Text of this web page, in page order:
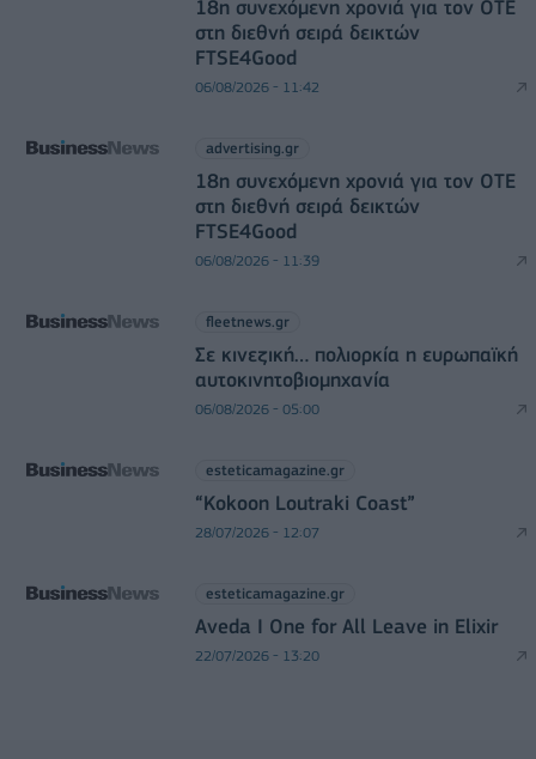
18η συνεχόμενη χρονιά για τον ΟΤΕ
στη διεθνή σειρά δεικτών
FTSE4Good
06/08/2026 - 11:42
advertising.gr
18η συνεχόμενη χρονιά για τον ΟΤΕ
στη διεθνή σειρά δεικτών
FTSE4Good
06/08/2026 - 11:39
fleetnews.gr
Σε κινεζική… πολιορκία η ευρωπαϊκή
αυτοκινητοβιομηχανία
06/08/2026 - 05:00
esteticamagazine.gr
“Kokoon Loutraki Coast”
28/07/2026 - 12:07
esteticamagazine.gr
Aveda I One for All Leave in Elixir
22/07/2026 - 13:20